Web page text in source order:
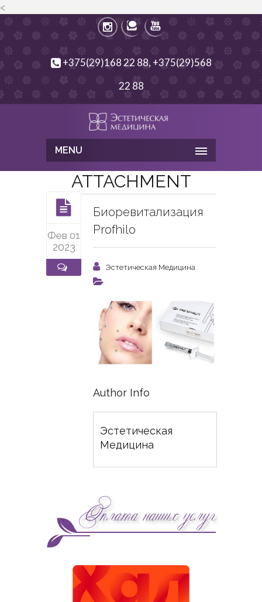
<
+375(29)168 22 88, +375(29)568
22 88
MENU
ATTACHMENT
Фев 01
2023
Биоревитализация
Profhilo
Эстетическая Медицина
Author Info
Эстетическая
Медицина
Оплата наших услуг